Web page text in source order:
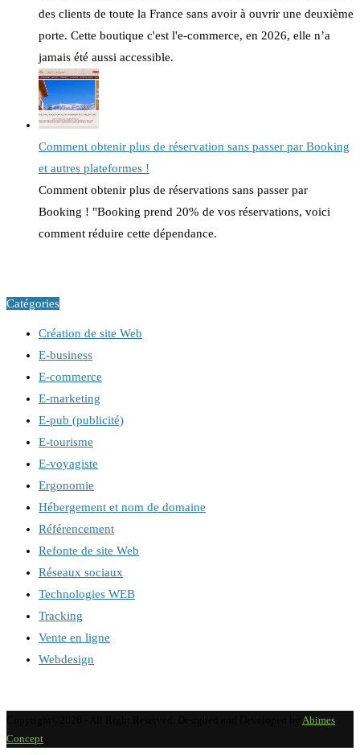
des clients de toute la France sans avoir à ouvrir une deuxième
porte. Cette boutique c'est l'e-commerce, en 2026, elle n’a
jamais été aussi accessible.
Comment obtenir plus de réservation sans passer par Booking
et autres plateformes !
Comment obtenir plus de réservations sans passer par
Booking ! "Booking prend 20% de vos réservations, voici
comment réduire cette dépendance.
Catégories
Création de site Web
E-business
E-commerce
E-marketing
E-pub (publicité)
E-tourisme
E-voyagiste
Ergonomie
Hébergement et nom de domaine
Référencement
Refonte de site Web
Réseaux sociaux
Technologies WEB
Tracking
Vente en ligne
Webdesign
Abimes
Concept